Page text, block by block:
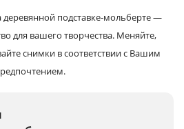
подставке-мольберте —
для вашего творчества. Меняйте,
снимки в соответствии с Вашим